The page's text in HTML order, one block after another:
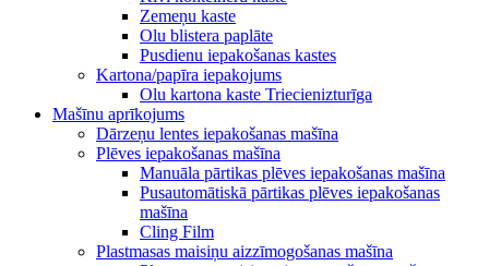
Zemeņu kaste
Olu blistera paplāte
Pusdienu iepakošanas kastes
Kartona/papīra iepakojums
Olu kartona kaste Triecienizturīga
Mašīnu aprīkojums
Dārzeņu lentes iepakošanas mašīna
Plēves iepakošanas mašīna
Manuāla pārtikas plēves iepakošanas mašīna
Pusautomātiskā pārtikas plēves iepakošanas
mašīna
Cling Film
Plastmasas maisiņu aizzīmogošanas mašīna